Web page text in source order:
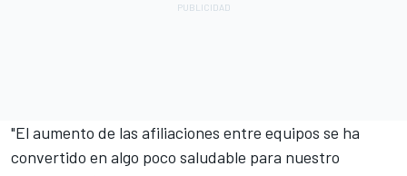
"El aumento de las afiliaciones entre equipos se ha
convertido en algo poco saludable para nuestro